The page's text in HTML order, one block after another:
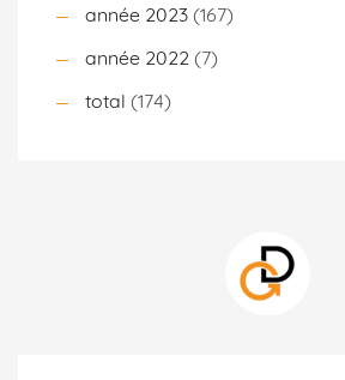
année 2023 (167)
année 2022 (7)
total (174)